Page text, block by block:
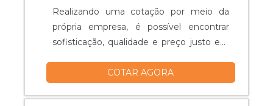
Realizando uma cotação por meio da
própria empresa, é possível encontrar
sofisticação, qualidade e preço justo em
misturador, com os colaboradores da
benefício com equipamentos específicos
COTAR AGORA